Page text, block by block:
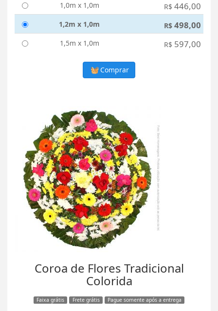
1,0m x 1,0m
R$ 446,00
1,2m x 1,0m R$ 498,00
1,5m x 1,0m R$ 597,00
Comprar
Coroa de Flores Tradicional
Colorida
Faixa grátis Frete grátis Pague somente após a entrega